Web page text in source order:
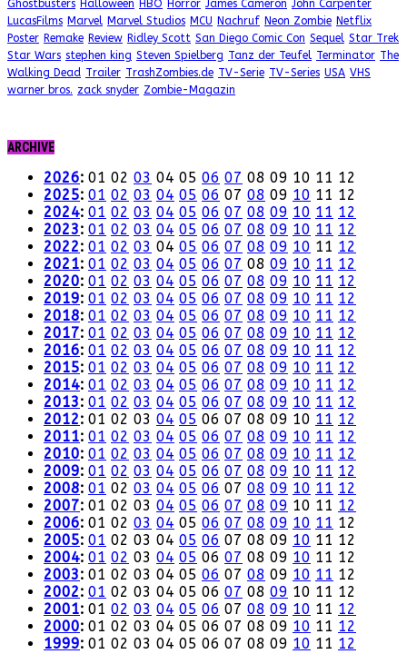
Ghostbusters Halloween HBO Horror James Cameron John Carpenter
LucasFilms Marvel Marvel Studios MCU Nachruf Neon Zombie Netflix
Poster Remake Review Ridley Scott San Diego Comic Con Sequel Star Trek
Star Wars stephen king Steven Spielberg Tanz der Teufel Terminator The
Walking Dead Trailer TrashZombies.de TV-Serie TV-Series USA VHS
warner bros. zack snyder Zombie-Magazin
ARCHIVE
2026: 01 02 03 04 05 06 07 08 09 10 11 12
2025: 01 02 03 04 05 06 07 08 09 10 11 12
2024: 01 02 03 04 05 06 07 08 09 10 11 12
2023: 01 02 03 04 05 06 07 08 09 10 11 12
2022: 01 02 03 04 05 06 07 08 09 10 11 12
2021: 01 02 03 04 05 06 07 08 09 10 11 12
2020: 01 02 03 04 05 06 07 08 09 10 11 12
2019: 01 02 03 04 05 06 07 08 09 10 11 12
2018: 01 02 03 04 05 06 07 08 09 10 11 12
2017: 01 02 03 04 05 06 07 08 09 10 11 12
2016: 01 02 03 04 05 06 07 08 09 10 11 12
2015: 01 02 03 04 05 06 07 08 09 10 11 12
2014: 01 02 03 04 05 06 07 08 09 10 11 12
2013: 01 02 03 04 05 06 07 08 09 10 11 12
2012: 01 02 03 04 05 06 07 08 09 10 11 12
2011: 01 02 03 04 05 06 07 08 09 10 11 12
2010: 01 02 03 04 05 06 07 08 09 10 11 12
2009: 01 02 03 04 05 06 07 08 09 10 11 12
2008: 01 02 03 04 05 06 07 08 09 10 11 12
2007: 01 02 03 04 05 06 07 08 09 10 11 12
2006: 01 02 03 04 05 06 07 08 09 10 11 12
2005: 01 02 03 04 05 06 07 08 09 10 11 12
2004: 01 02 03 04 05 06 07 08 09 10 11 12
2003: 01 02 03 04 05 06 07 08 09 10 11 12
2002: 01 02 03 04 05 06 07 08 09 10 11 12
2001: 01 02 03 04 05 06 07 08 09 10 11 12
2000: 01 02 03 04 05 06 07 08 09 10 11 12
1999: 01 02 03 04 05 06 07 08 09 10 11 12